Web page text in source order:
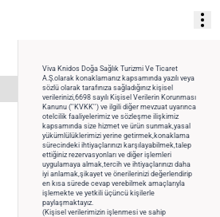
Viva Knidos Doğa Sağlık Turizmi Ve Ticaret
A.Ş.olarak konaklamanız kapsamında yazılı veya
sözlü olarak tarafınıza sağladığınız kişisel
verilerinizi,6698 sayılı Kişisel Verilerin Korunması
Kanunu (''KVKK'') ve ilgili diğer mevzuat uyarınca
otelcilik faaliyelerimiz ve sözleşme ilişkimiz
kapsamında size hizmet ve ürün sunmak,yasal
yükümlülüklerimizi yerine getirmek,konaklama
sürecindeki ihtiyaçlarınızı karşılayabilmek,talep
ettiğiniz rezervasyonları ve diğer işlemleri
uygulamaya almak,tercih ve ihtiyaçlarınızı daha
iyi anlamak,şikayet ve önerilerinizi değerlendirip
en kısa sürede cevap verebilmek amaçlarıyla
işlemekte ve yetkili üçüncü kişilerle
paylaşmaktayız.
(Kişisel verilerimizin işlenmesi ve sahip